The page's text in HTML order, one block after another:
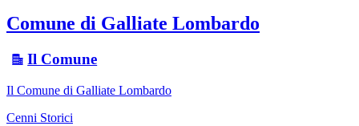
Comune di Galliate Lombardo
Il Comune
Il Comune di Galliate Lombardo
Cenni Storici